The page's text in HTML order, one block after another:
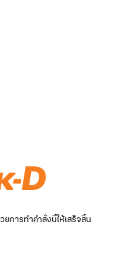
การทำคำสั่งนี้ให้เสร็จสิ้น